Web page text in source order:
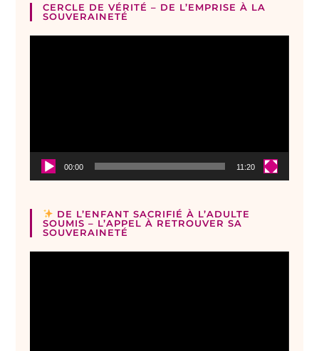
CERCLE DE VÉRITÉ – DE L’EMPRISE À LA
SOUVERAINETÉ
00:00 11:20
DE L’ENFANT SACRIFIÉ À L’ADULTE
SOUMIS – L’APPEL À RETROUVER SA
SOUVERAINETÉ